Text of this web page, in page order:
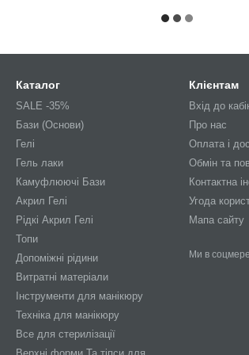
Каталог
SALE -35%
Бази (Основи)
Гелі
Гель лаки
Камуфлюючі Бази
Акрил Гелі
Рідкі Акрил Гелі
Топи
Допоміжні рідини
Витратні матеріали
Інструменти для манікюру
Техніка для манікюру
Все для стерилізації
Клієнтам
Вхід до
Про нас
Оплата і
Обмін та
Контактна
Угода
Мапа сайту
Ми в